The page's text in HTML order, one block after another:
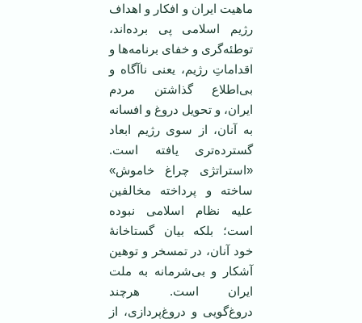
ماهیت ایران و افکار و اهداف
رژیم اسلامی پی برده‌اند،
توطئه‌گری و خفای برنامه‌ها و
اقداماتِ رژیم، یعنی ناآگاه و
بی‌اطلاع گذاشتن مردم
ایران، و تحویل دروغ و افسانه
به آنان، از سوی رژیم ابعاد
گسترده‌تری یافته است.
«استراتژی چراغ خاموش»
ساخته و پرداخته مخالفین
علیه نظام اسلامی نبوده
است؛ بلکه بیان گستاخانۀ
خود آنان، در تمسخر و توهین
آشکار و بی‌شرمانه به ملت
ایران است. هرچند
دروغ‌گویی و دروغ‌پردازی، از